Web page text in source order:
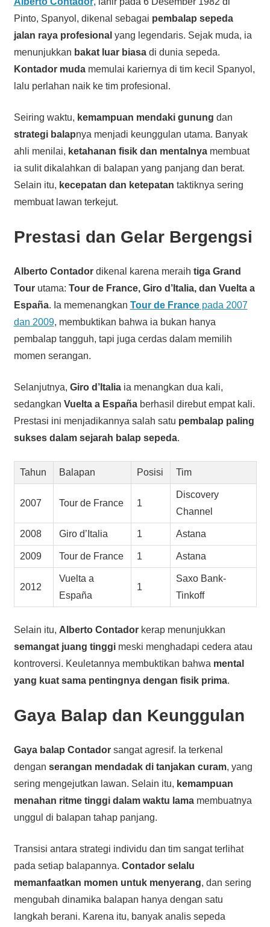
Pinto, Spanyol, dikenal sebagai pembalap sepeda
jalan raya profesional yang legendaris. Sejak muda, ia
menunjukkan bakat luar biasadi dunia sepeda.
Kontador mudamemulai kariernya di tim kecil Spanyol,
lalu perlahan naik ke tim profesional.
Seiring waktu, kemampuan mendaki gunung dan
strategi balapnya menjadi keunggulan utama. Banyak
ahli menilai, ketahanan fisik dan mentalnyamembuat
ia sulit dikalahkan di balapan yang panjang dan berat.
Selain itu, kecepatan dan ketepatan taktiknya sering
membuat lawan terkejut.
Prestasi dan Gelar Bergengsi
Alberto Contadordikenal karena meraih tiga Grand
Tourutama: Tour de France, Giro d’Italia, dan Vuelta a
España. Ia memenangkan Tour de Francepada 2007
dan 2009, membuktikan bahwa ia bukan hanya
pembalap tangguh, tapi juga cerdas dalam memilih
momen serangan.
Selanjutnya, Giro d’Italiaia menangkan dua kali,
sedangkan Vuelta a Españaberhasil direbut empat kali.
Prestasi ini menjadikannya salah satu pembalap paling
sukses dalam sejarah balap sepeda.
Tahun Balapan Posisi Tim
2007 Tour de France 1
Discovery
Channel
2008 Giro d’Italia 1 Astana
2009 Tour de France 1 Astana
2012
Vuelta a
España
1
Saxo Bank-
Tinkoff
Selain itu, Alberto Contadorkerap menunjukkan
semangat juang tinggimeski menghadapi cedera atau
kontroversi. Keuletannya membuktikan bahwa mental
yang kuat sama pentingnya dengan fisik prima.
Gaya Balap dan Keunggulan
Gaya balap Contadorsangat agresif. Ia terkenal
dengan serangan mendadak di tanjakan curam, yang
sering mengejutkan lawan. Selain itu, kemampuan
menahan ritme tinggi dalam waktu lamamembuatnya
unggul di balapan tahap panjang.
Transisi antara strategi individu dan tim sangat terlihat
pada setiap balapannya. Contador selalu
memanfaatkan momen untuk menyerang, dan sering
mengubah dinamika balapan hanya dengan satu
langkah berani. Karena itu, banyak analis sepeda